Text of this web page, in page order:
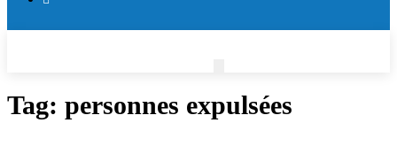
Tag: personnes expulsées